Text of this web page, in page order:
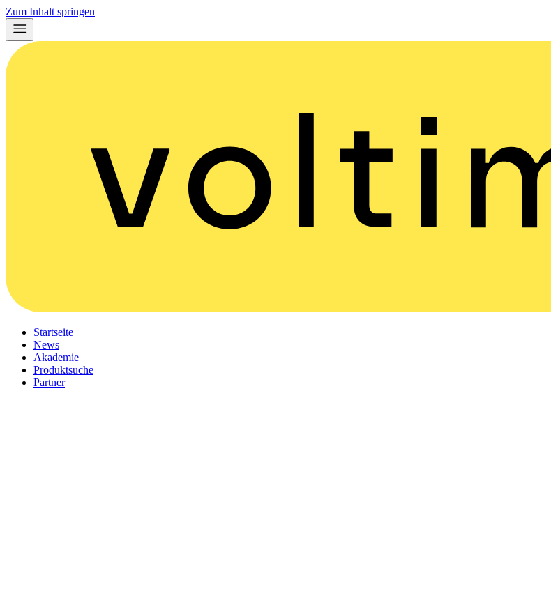
Zum Inhalt springen
Startseite
News
Akademie
Produktsuche
Partner